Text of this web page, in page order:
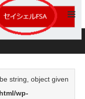
string, object given
wp-